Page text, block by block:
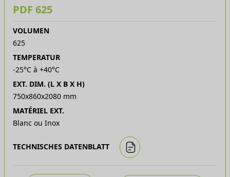
PDF 625
VOLUMEN
625
TEMPERATUR
-25°C à +40°C
EXT. DIM. (L X B X H)
750x860x2080 mm
MATÉRIEL EXT.
Blanc ou Inox
TECHNISCHES DATENBLATT